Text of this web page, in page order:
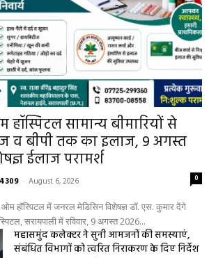
सामान्य बीमारियों से
व बीपी तक का इलाज, 9 अगस्त
ईलाज परामर्श
- August 6, 2026 0
हॉस्पिटल में जनरल मेडिसिन विशेषज्ञ डॉ. एस. कुमार देंगे
सरायपाली में रविवार, 9 अगस्त 2026...
महासमुंद कलेक्टर ने सुनी आमजनों की समस्याएं,
संबंधित विभागों को त्वरित निराकरण के दिए निर्देश